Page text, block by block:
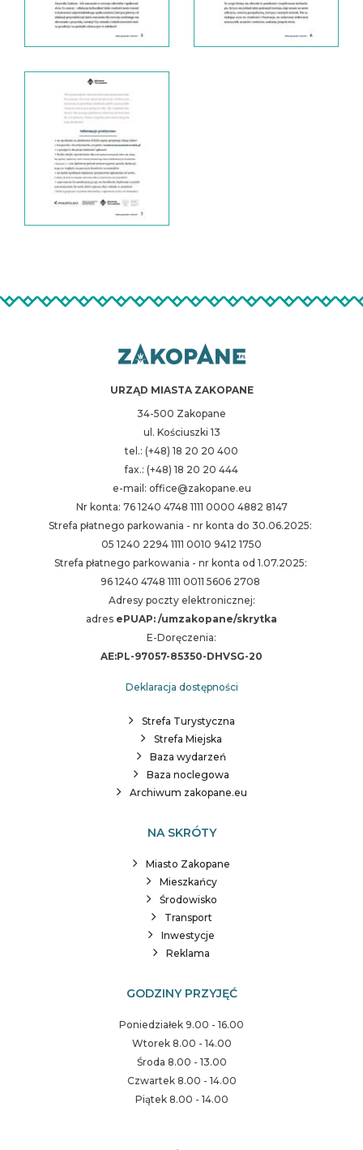
URZĄD MIASTA ZAKOPANE
34-500 Zakopane
ul. Kościuszki 13
tel.: (+48) 18 20 20 400
fax.: (+48) 18 20 20 444
e-mail: office@zakopane.eu
Nr konta: 76 1240 4748 1111 0000 4882 8147
Strefa płatnego parkowania - nr konta do 30.06.2025:
05 1240 2294 1111 0010 9412 1750
Strefa płatnego parkowania - nr konta od 1.07.2025:
96 1240 4748 1111 0011 5606 2708
Adresy poczty elektronicznej:
adres ePUAP: /umzakopane/skrytka
E-Doręczenia:
AE:PL-97057-85350-DHVSG-20
Deklaracja dostępności
Strefa Turystyczna
Strefa Miejska
Baza wydarzeń
Baza noclegowa
Archiwum zakopane.eu
NA SKRÓTY
Miasto Zakopane
Mieszkańcy
Środowisko
Transport
Inwestycje
Reklama
GODZINY PRZYJĘĆ
Poniedziałek 9.00 - 16.00
Wtorek 8.00 - 14.00
Środa 8.00 - 13.00
Czwartek 8.00 - 14.00
Piątek 8.00 - 14.00